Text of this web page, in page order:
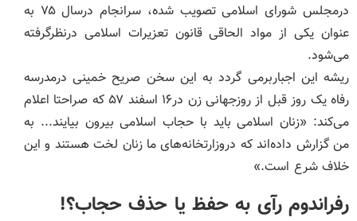
درمجلس شورای اسلامی تصویب شده، سرانجام درسال ۷۵ به
عنوان یکی از مواد الحاقی قانون تعزیرات اسلامی درنظرگرفته
می‌شود.
ریشه این اجباربرمی گردد به این سخن صریح خمینی درمدرسه
رفاه یک روز قبل از روزجهانی زن در۱۶ اسفند ۵۷ که صراحتا اعلام
می‌کند: «زنان اسلامی باید با حجاب اسلامی بیرون بیایند... به
من گزارش داده‌اند که دروزارتخانه‌های ما زنان لخت هستند و این
خلاف شرع است.»
رفراندوم رآی به حفظ یا حذف حجاب؟!